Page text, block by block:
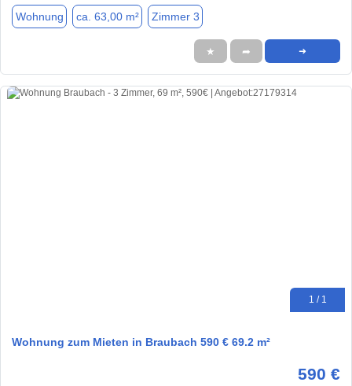
Wohnung ca. 63,00 m² Zimmer 3
★ ➦ ➜
1 / 1
Wohnung zum Mieten in Braubach 590 € 69.2 m²
590 €